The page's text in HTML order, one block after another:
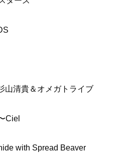
山清貴＆オメガトライブ
Ciel
with Spread Beaver